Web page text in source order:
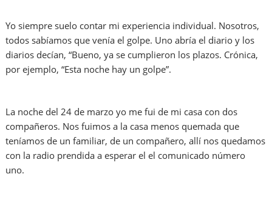
Yo siempre suelo contar mi experiencia individual. Nosotros,
todos sabíamos que venía el golpe. Uno abría el diario y los
diarios decían, “Bueno, ya se cumplieron los plazos. Crónica,
por ejemplo, “Esta noche hay un golpe”.
La noche del 24 de marzo yo me fui de mi casa con dos
compañeros. Nos fuimos a la casa menos quemada que
teníamos de un familiar, de un compañero, allí nos quedamos
con la radio prendida a esperar el el comunicado número
uno.